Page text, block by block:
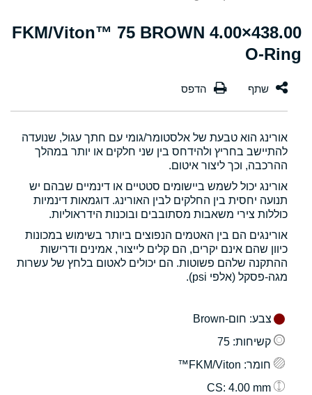
438.00×4.00 FKM/Viton™ 75 BROWN
O-Ring
אורינג הוא טבעת של אלסטומר/גומי עם חתך עגול, שנועדה
להתיישב בחריץ ולהידחס בין שני חלקים או יותר במהלך
ההרכבה, וכך ליצור איטום.
אורינג יכול לשמש ביישומים סטטיים או דינמיים שבהם יש
תנועה יחסית בין החלקים לבין האורינג. דוגמאות דינמיות
כוללות צירי משאבות מסתובבים ובוכנות הידראוליות.
אורינגים הם בין האטמים הנפוצים ביותר בשימוש במכונות
כיוון שהם אינם יקרים, הם קלים לייצור, אמינים ודרישות
ההתקנה שלהם פשוטות. הם יכולים לאטום בלחץ של עשרות
מגה-פסקל (אלפי psi).
צבע: חום-Brown
קשיחות: 75
חומר: FKM/Viton™
: 4.00 mm